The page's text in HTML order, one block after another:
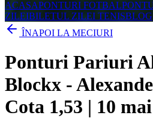
ACASAPONTURI FOTBAL
ZILEIBILETUL ZILEI TENISBLOG
ÎNAPOI LA MECIURI
Ponturi Pariuri
Blockx -
Cota 1,53 | 10